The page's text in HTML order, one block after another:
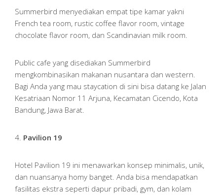
Summerbird menyediakan empat tipe kamar yakni
French tea room, rustic coffee flavor room, vintage
chocolate flavor room, dan Scandinavian milk room.
Public cafe yang disediakan Summerbird
mengkombinasikan makanan nusantara dan western.
Bagi Anda yang mau staycation di sini bisa datang ke Jalan
Kesatriaan Nomor 11 Arjuna, Kecamatan Cicendo, Kota
Bandung, Jawa Barat.
4. Pavilion 19
Hotel Pavilion 19 ini menawarkan konsep minimalis, unik,
dan nuansanya homy banget. Anda bisa mendapatkan
fasilitas ekstra seperti dapur pribadi, gym, dan kolam